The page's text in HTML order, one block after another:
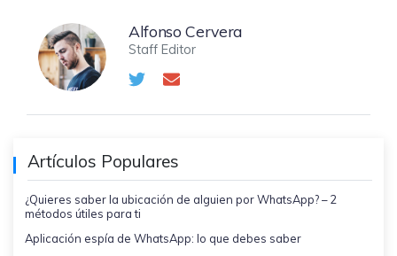
Alfonso Cervera
Staff Editor
Artículos Populares
¿Quieres saber la ubicación de alguien por WhatsApp? – 2
métodos útiles para ti
Aplicación espía de WhatsApp: lo que debes saber